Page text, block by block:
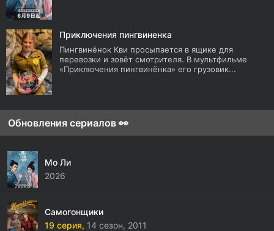
Приключения пингвиненка
Пингвинёнок Кви просыпается в ящике для
перевозки и зовёт смотрителя. В мультфильме
«Приключения пингвинёнка» его грузовик...
Обновления сериалов 👀
Мо Ли
2026
Самогонщики
19 серия, 14 сезон, 2011